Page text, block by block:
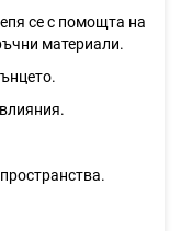
се с помощта на
материали.